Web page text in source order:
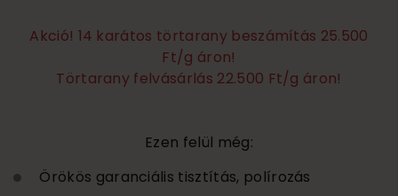
Akció! 14 karátos törtarany beszámítás 25.500
Ft/g áron!
Törtarany felvásárlás 22.500 Ft/g áron!
Ezen felül még:
Örökös garanciális tisztítás, polírozás